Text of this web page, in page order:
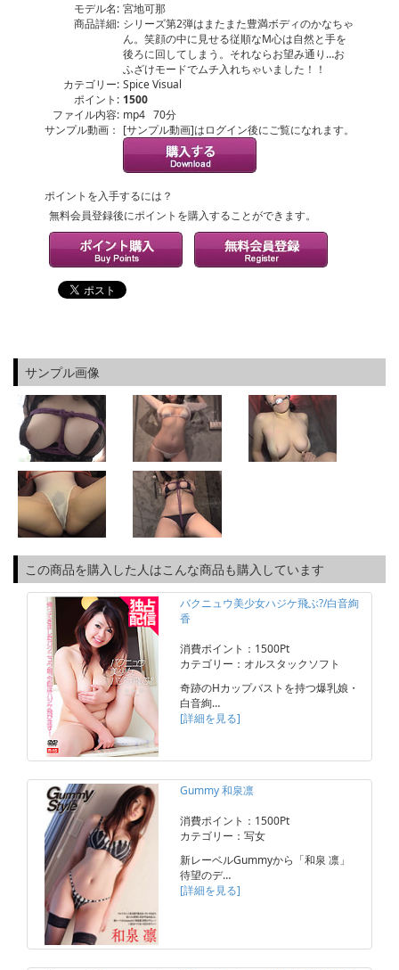
モデル名: 宮地可那
商品詳細: シリーズ第2弾はまたまた豊満ボディのかなちゃ
ん。笑顔の中に見せる従順なM心は自然と手を
後ろに回してしまう。それならお望み通り…お
ふざけモードでムチ入れちゃいました！！
カテゴリー: Spice Visual
ポイント: 1500
ファイル内容: mp4 70分
サンプル動画： [サンプル動画]はログイン後にご覧になれます。
ポイントを入手するには？
無料会員登録後にポイントを購入することができます。
サンプル画像
この商品を購入した人はこんな商品も購入しています
バクニュウ美少女ハジケ飛ぶ?/白音絢
香
消費ポイント：1500Pt
カテゴリー：オルスタックソフト
奇跡のHカップバストを持つ爆乳娘・
白音絢…
[詳細を見る]
Gummy 和泉凛
消費ポイント：1500Pt
カテゴリー：写女
新レーベルGummyから「和泉 凛」
待望のデ…
[詳細を見る]